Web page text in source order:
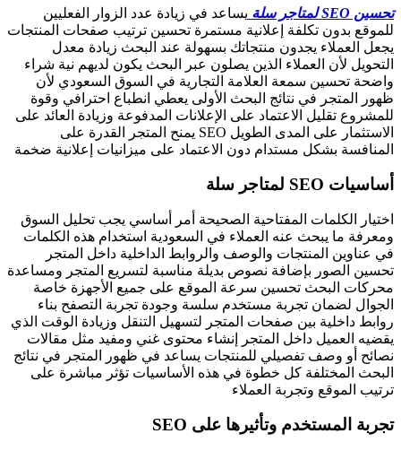
تحسين SEO لمتاجر سلة
يساعد في زيادة عدد الزوار الفعليين
للموقع بدون تكلفة إعلانية مستمرة تحسين ترتيب صفحات المنتجات
يجعل العملاء يجدون منتجاتك بسهولة عند البحث زيادة معدل
التحويل لأن العملاء الذين يصلون عبر البحث يكون لديهم نية شراء
واضحة تحسين سمعة العلامة التجارية في السوق السعودي لأن
ظهور المتجر في نتائج البحث الأولى يعطي انطباع احترافي وقوة
للمشروع تقليل الاعتماد على الإعلانات المدفوعة وزيادة العائد على
الاستثمار على المدى الطويل SEO يمنح المتجر القدرة على
المنافسة بشكل مستدام دون الاعتماد على ميزانيات إعلانية ضخمة
أساسيات SEO لمتاجر سلة
اختيار الكلمات المفتاحية الصحيحة أمر أساسي يجب تحليل السوق
ومعرفة ما يبحث عنه العملاء في السعودية استخدام هذه الكلمات
في عناوين المنتجات والوصف والروابط الداخلية داخل المتجر
تحسين الصور بإضافة نصوص بديلة مناسبة لتسريع المتجر ومساعدة
محركات البحث تحسين سرعة الموقع على جميع الأجهزة خاصة
الجوال لضمان تجربة مستخدم سلسة وجودة تجربة التصفح بناء
روابط داخلية بين صفحات المتجر لتسهيل التنقل وزيادة الوقت الذي
يقضيه العميل داخل المتجر إنشاء محتوى غني ومفيد مثل مقالات
نصائح أو وصف تفصيلي للمنتجات يساعد في ظهور المتجر في نتائج
البحث المختلفة كل خطوة في هذه الأساسيات تؤثر مباشرة على
ترتيب الموقع وتجربة العملاء
تجربة المستخدم وتأثيرها على SEO